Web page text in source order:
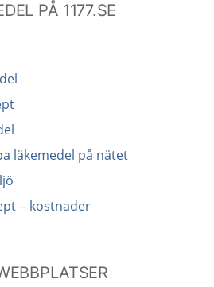
PÅ 1177.SE
läkemedel på nätet
– kostnader